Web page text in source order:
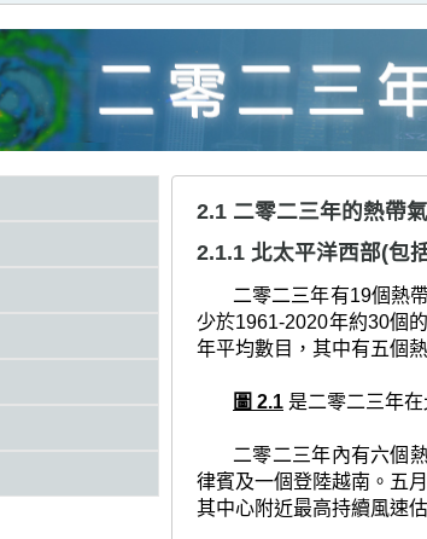
2.1 二零二三年的熱帶
2.1.1 北太平洋西部(包
二零二三年有19個熱
少於1961-2020年約30個
年平均數目，其中有五個
圖 2.1 是二零二三年
二零二三年內有六個
律賓及一個登陸越南。五
其中心附近最高持續風速